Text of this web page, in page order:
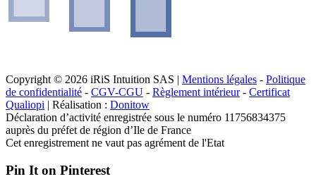
Copyright © 2026 iRiS Intuition SAS | Mentions légales - Politique
de confidentialité - CGV-CGU - Règlement intérieur- Certificat
Qualiopi | Réalisation : Donitow
Déclaration d’activité enregistrée sous le numéro 11756834375
auprès du préfet de région d’Ile de France
Cet enregistrement ne vaut pas agrément de l'Etat
Pin It on Pinterest